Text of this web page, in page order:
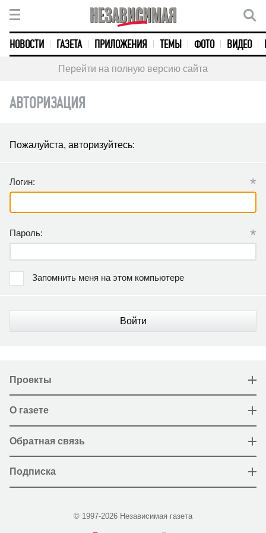
НОВОСТИ ГАЗЕТА ПРИЛОЖЕНИЯ ТЕМЫ ФОТО ВИДЕО
Перейти на полную версию сайта
АВТОРИЗАЦИЯ
Пожалуйста, авторизуйтесь:
Логин: *
Пароль: *
Запомнить меня на этом компьютере
Войти
Проекты
О газете
Обратная связь
Подписка
© 1997-2026 Независимая газета